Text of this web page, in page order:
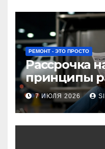
РЕМОНТ - ЭТО ПРОСТО
Рассрочка
принципы
требования
7 ИЮЛЯ 2026